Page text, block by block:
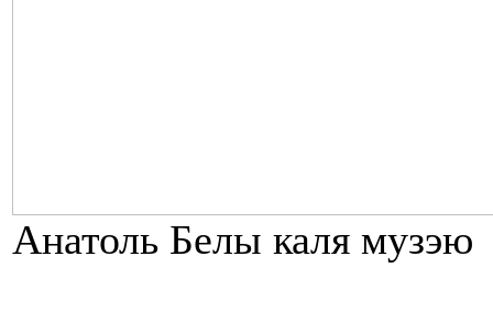
Анатоль Белы каля музэю